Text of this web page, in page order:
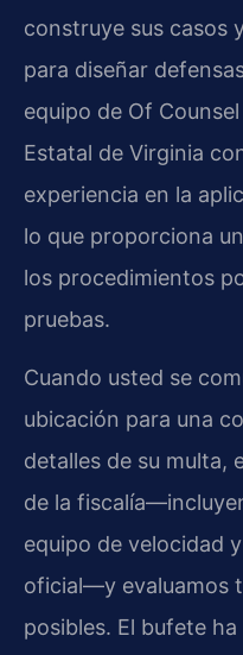
construye sus casos
para diseñar
equipo de Of
Estatal de Virginia
experiencia en la
lo que proporciona
los procedimientos
pruebas.
Cuando usted se
ubicación para una
detalles de su multa,
de la
equipo de velocidad
oficial—y evaluamos
posibles. El bufete